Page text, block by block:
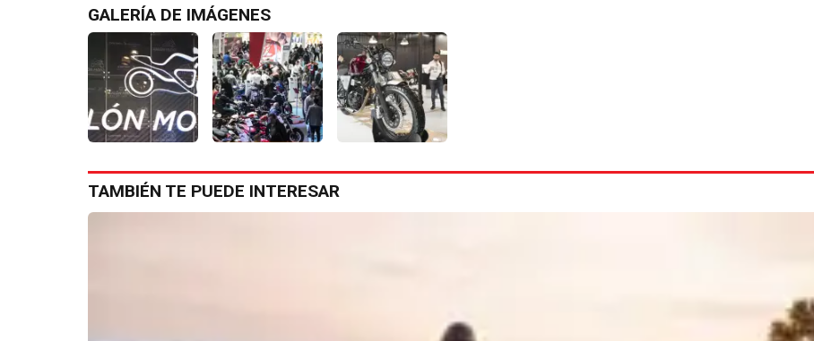
GALERÍA DE IMÁGENES
TAMBIÉN TE PUEDE INTERESAR